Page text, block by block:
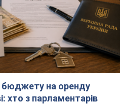
бюджету на оренду
хто з парламентарів